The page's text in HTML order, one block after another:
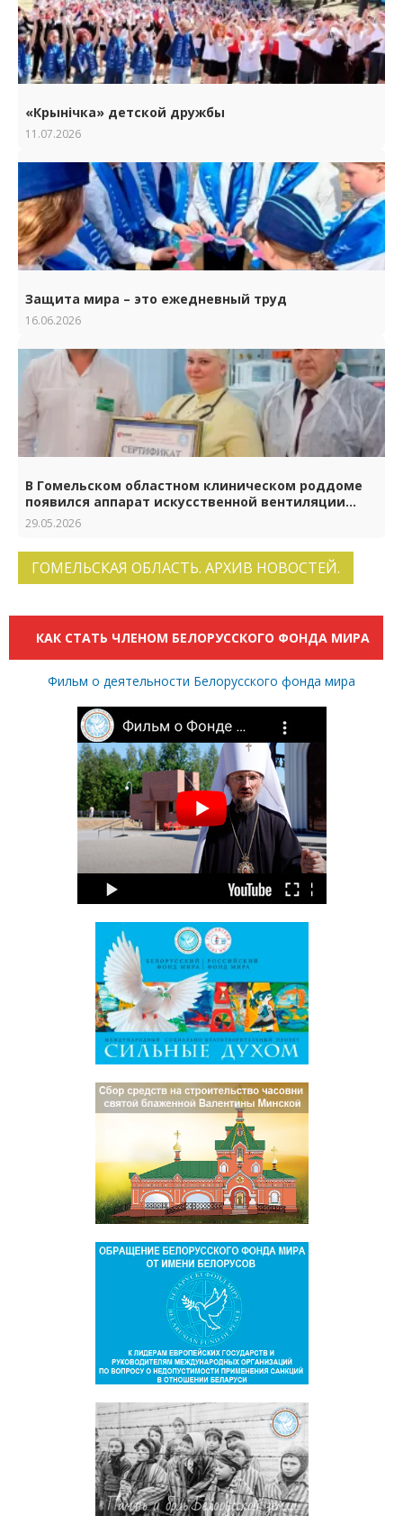
«Крынічка» детской дружбы
11.07.2026
Защита мира – это ежедневный труд
16.06.2026
В Гомельском областном клиническом роддоме
появился аппарат искусственной вентиляции
лёгких нового поколения
29.05.2026
ГОМЕЛЬСКАЯ ОБЛАСТЬ. АРХИВ НОВОСТЕЙ.
КАК СТАТЬ ЧЛЕНОМ БЕЛОРУССКОГО ФОНДА МИРА
Фильм о деятельности Белорусского фонда мира